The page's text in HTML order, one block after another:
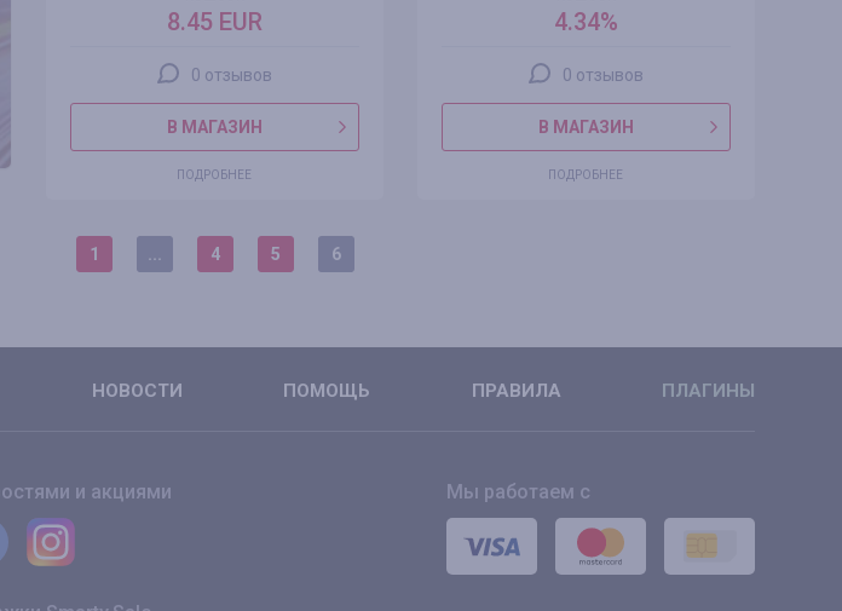
8.45 EUR
0 отзывов
В МАГАЗИН
ПОДРОБНЕЕ
4.34%
0 отзывов
В МАГАЗИН
ПОДРОБНЕЕ
1 4 5 6
НОВОСТИ ПОМОЩЬ ПРАВИЛА ПЛАГИНЫ
Мы работаем с
и акциями